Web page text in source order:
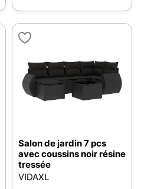
Salon de jardin 7 pcs
avec coussins noir résine
tressée
VIDAXL